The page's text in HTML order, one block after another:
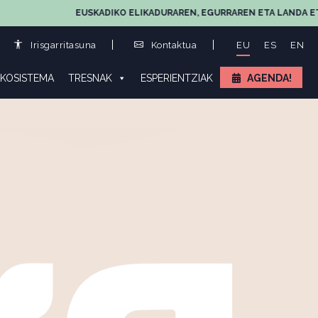
EUSKADIKO ELIKADURAREN, EGURRAREN ETA LANDA ETA
Irisgarritasuna Kontaktua EU ES EN
TRESNAK ESPERIENTZIAK AGENDA!